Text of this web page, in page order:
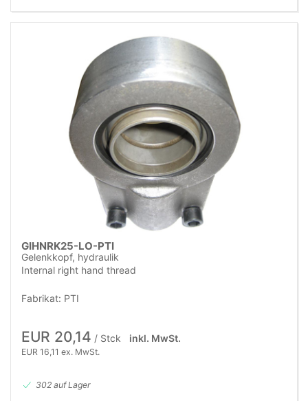
GIHNRK25-LO-PTI
Gelenkkopf, hydraulik
Internal right hand thread
Fabrikat: PTI
EUR 20,14 / Stck inkl. MwSt.
EUR 16,11 ex. MwSt.
302 auf Lager